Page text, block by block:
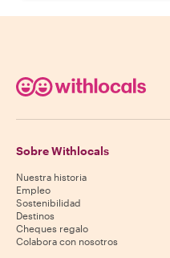
Sobre Withlocals
Nuestra historia
Empleo
Sostenibilidad
Destinos
Cheques regalo
Colabora con nosotros